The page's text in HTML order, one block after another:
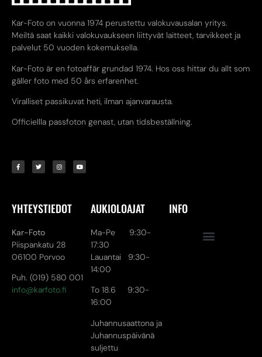
Kar-Foto on vuonna 1974 perustettu valokuvausalan yritys.
Meiltä saat kaikki valokuvaukseen liittyvät laitteet, tarvikkeet ja
palvelut 50 vuoden kokemuksella.
Kar-Foto är en fotoaffär grundad 1974. Hos oss hittar du allt som
gäller foto med 50 års erfarenhet.
Viralliset passikuvat heti, ilman ajanvarausta.
Officiellla passfoton genast, utan tidsbeställning.
YHTEYSTIEDOT
Kar-Foto
Piispankatu 28
06100 Porvoo
Puh. (019) 580 001
info@karfoto.fi
AUKIOLOAJAT
Ma-Pe 9:30-
17:30
Lauantai 9:30-
14:00
To 18.6 9:30-
16:00
Juhannusaattona ja
Juhannuspäivänä
suljettu
INFO